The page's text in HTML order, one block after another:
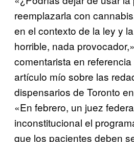
reemplazarla con
en el contexto de la ley y
horrible, nada
comentarista en
artículo mío sobre las
dispensarios de Toronto
«En febrero, un juez
inconstitucional el
que los pacientes deben